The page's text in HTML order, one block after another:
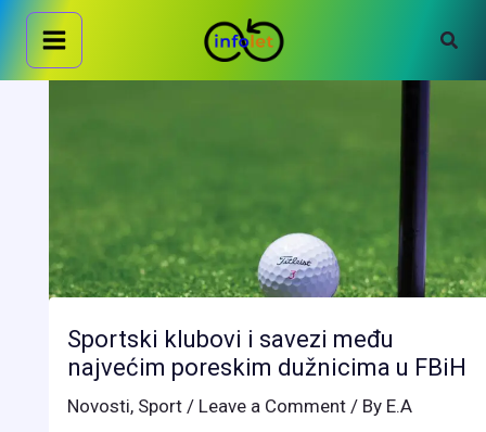
Skip
content
Sportski klubovi i savezi među
najvećim poreskim dužnicima u FBiH
Novosti, Sport / Leave a Comment / By E.A